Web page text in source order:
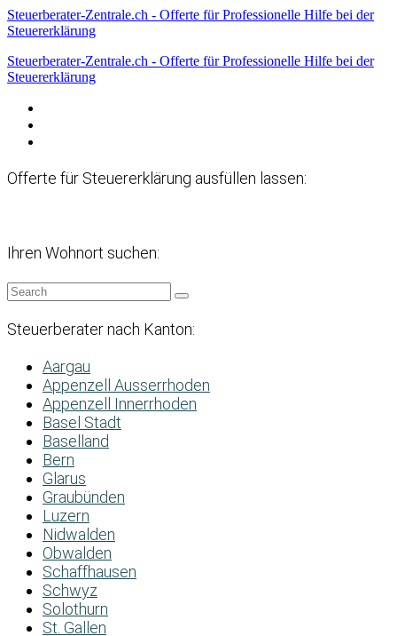
Steuerberater-Zentrale.ch - Offerte für Professionelle Hilfe bei der
Steuererklärung
Steuerberater-Zentrale.ch - Offerte für Professionelle Hilfe bei der
Steuererklärung
Offerte für Steuererklärung ausfüllen lassen:
Ihren Wohnort suchen:
Steuerberater nach Kanton:
Aargau
Appenzell Ausserrhoden
Appenzell Innerrhoden
Basel Stadt
Baselland
Bern
Glarus
Graubünden
Luzern
Nidwalden
Obwalden
Schaffhausen
Schwyz
Solothurn
St. Gallen